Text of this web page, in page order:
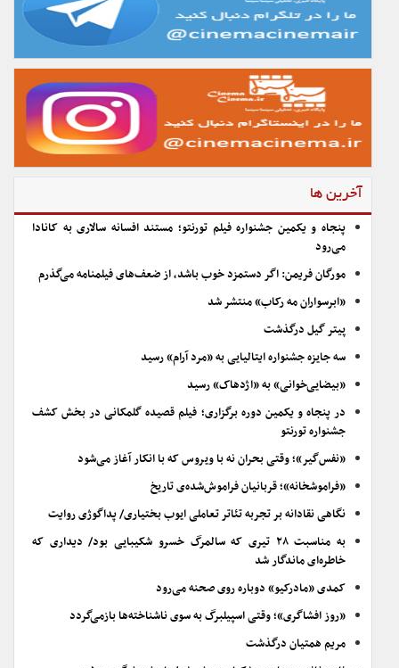
آخرین ها
پنجاه و یکمین جشنواره فیلم تورنتو؛ مستند افسانه سالاری به کانادا
می‌رود
مورگان فریمن: اگر دستمزد خوب باشد، از ضعف‌های فیلمنامه می‌گذرم
«ابرسواران مه رکاب» منتشر شد
پیتر گیل درگذشت
سه جایزه جشنواره ایتالیایی به «مرد آرام» رسید
«بیضایی‌خوانی» به «اژدهاک» رسید
در پنجاه و یکمین دوره برگزاری؛ فیلم قصیده گلمکانی در بخش کشف
جشنواره تورنتو
«نفس‌گیر»؛ وقتی بحران نه با ویروس که با انکار آغاز می‌شود
«فراموشخانه»؛ قربانیان فراموش‌شده‌ی تاریخ
نگاهی نقادانه بر تجربه تئاتر تعاملی ایوب بختیاری/ پداگوژی روایت
به مناسبت ۲۸ تیری که سالمرگ خسرو شکیبایی بود/ دیداری که
خاطره‌ای ماندگار شد
کمدی «مادرکیو» دوباره روی صحنه می‌رود
«روز افشاگری»؛ وقتی اسپیلبرگ به سوی ناشناخته‌ها بازمی‌گردد
مریم همتیان درگذشت